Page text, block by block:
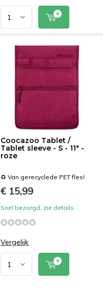
Coocazoo Tablet /
Tablet sleeve - S - 11" -
roze
♻️ Van gerecyclede PET fles!
€ 15,99
Snel bezorgd, zie details
Vergelijk